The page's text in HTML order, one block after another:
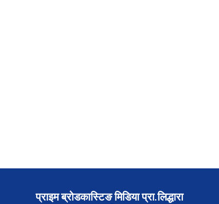
प्राइम ब्रोडकास्टिङ मिडिया प्रा.लिद्धारा